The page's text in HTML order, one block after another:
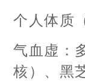
个人体质
气血虚：
核）、黑